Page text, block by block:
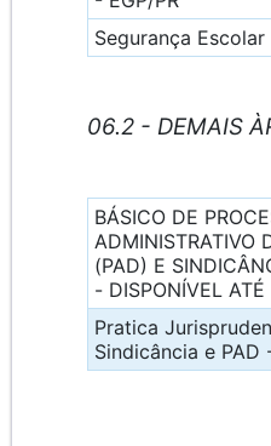
Segurança Escolar
06.2 - DEMAIS
BÁSICO DE
ADMINISTRATIVO
(PAD) E
- DISPONÍVEL
Pratica
Sindicância e PAD